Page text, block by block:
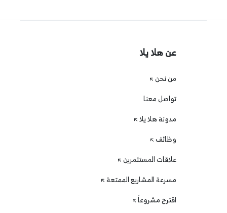
عن هلا يلا
من نحن
تواصل معنا
مدونة هلا يلا
وظائف
علاقات المستثمرين
مسرعة المشاريع الممتعة
اقترح مشروعاً